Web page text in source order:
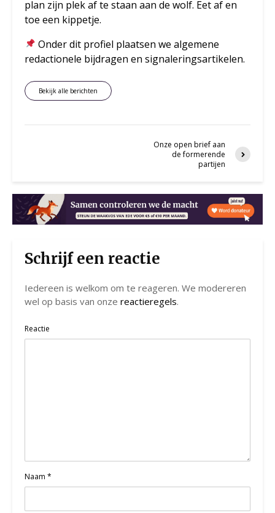
plan zijn plek af te staan aan de wolf. Eet af en
toe een kippetje.
Onder dit profiel plaatsen we algemene
redactionele bijdragen en signaleringsartikelen.
Bekijk alle berichten
Onze open brief aan
de formerende
partijen
Schrijf een reactie
Iedereen is welkom om te reageren. We modereren
wel op basis van onze reactieregels.
Reactie
Naam *